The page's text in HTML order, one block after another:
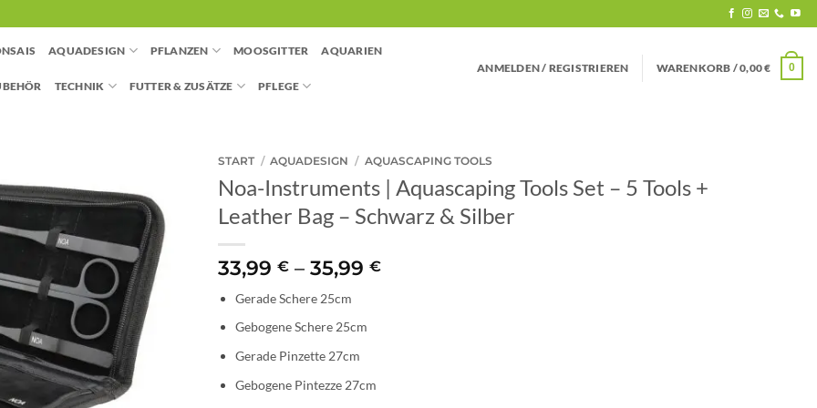
AQUADESIGN PFLANZEN MOOSGITTER AQUARIEN
TECHNIK FUTTER & ZUSÄTZE PFLEGE
ANMELDEN / REGISTRIEREN WARENKORB /0,00€ 0
START / AQUADESIGN / AQUASCAPING TOOLS
Noa-Instruments | Aquascaping Tools Set – 5 Tools +
Leather Bag – Schwarz & Silber
33,99 € – 35,99 €Preisspanne:
Gerade Schere 25cm
Gebogene Schere 25cm
Gerade Pinzette 27cm
Gebogene Pintezze 27cm